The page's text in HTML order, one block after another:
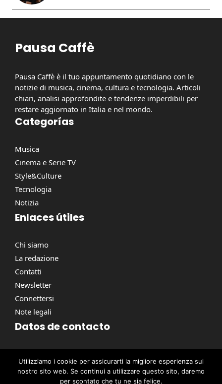
Pausa Caffè
Pausa Caffè è il tuo appuntamento quotidiano con le
notizie di musica, cinema, cultura e tecnologia. Articoli
chiari, analisi approfondite e tendenze imperdibili per
restare aggiornato in Italia e nel mondo.
Categorías
Musica
Cinema e Serie TV
Style&Culture
Tecnologia
Notizia
Enlaces útiles
Chi siamo
La redazione
Contatti
Newsletter
Connettersi
Note legali
Datos de contacto
contact@pausacaffe.net
+39 06 9453 2781
Utilizziamo i cookie per assicurarti la migliore esperienza sul
nostro sito web. Se continui a utilizzare questo sito, daremo
per scontato che tu ne sia felice.